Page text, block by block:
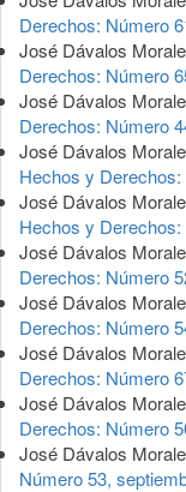
Derechos: Número
José Dávalos
Derechos: Número
José Dávalos
Derechos: Número
José Dávalos
Hechos y
José Dávalos
Hechos y
José Dávalos
Derechos: Número
José Dávalos
Derechos: Número
José Dávalos
Derechos: Número
José Dávalos
Derechos: Número
José Dávalos
Número 53,